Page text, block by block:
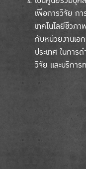
เพื่อการวิจัย ก
เทคโนโลยีชีวภ
กับหน่วยงานเอ
ประเทศ ในกา
วิจัย และบริการ